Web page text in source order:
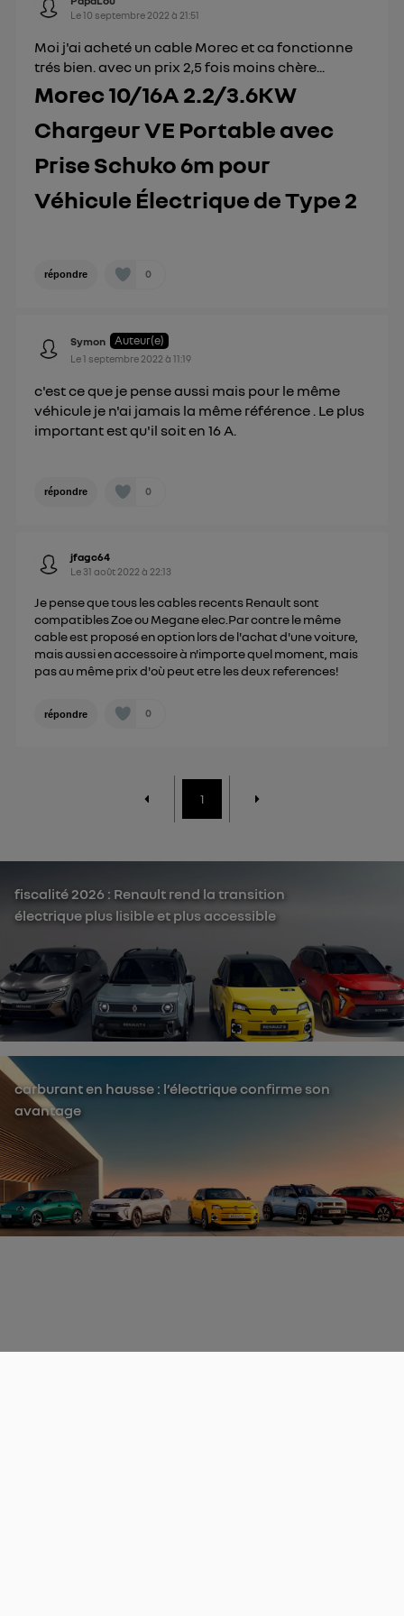
Le10 septembre 2022 à 21:51
Moi j'ai acheté un cable Morec et ca fonctionne
trés bien. avec un prix 2,5 fois moins chère...
Morec 10/16A 2.2/3.6KW
Chargeur VE Portable avec
Prise Schuko 6m pour
Véhicule Électrique de Type 2
répondre 0
Symon Auteur(e)
Le1 septembre 2022 à11:19
c'est ce que je pense aussi mais pour le même
véhicule je n'ai jamais la même référence . Le plus
important est qu'il soit en 16 A.
répondre 0
jfagc64
Le 31 août 2022 à 22:13
Je pense que tous les cables recents Renault sont
compatibles Zoe ou Megane elec.Par contre le même
cable est proposé en option lors de l'achat d'une voiture,
mais aussi en accessoire à n'importe quel moment, mais
pas au même prix d'où peut etre les deux references!
répondre 0
1
fiscalité 2026 : Renault rend la transition
électrique plus lisible et plus accessible
carburant en hausse : l’électrique confirme son
avantage
personnelles d'Utiq